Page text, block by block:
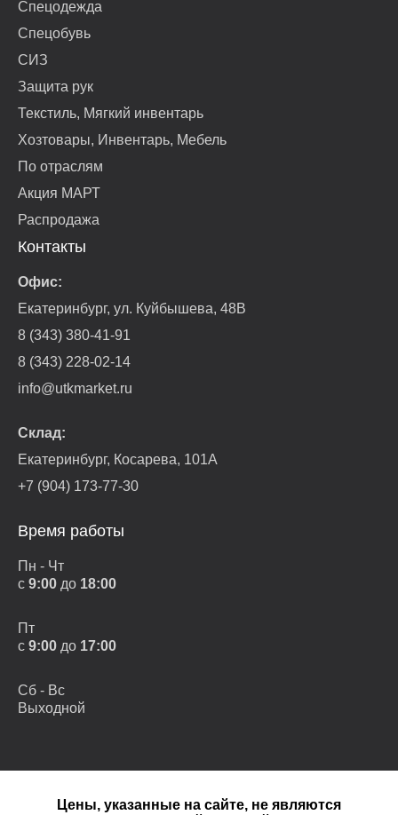
Спецодежда
Спецобувь
СИЗ
Защита рук
Текстиль, Мягкий инвентарь
Хозтовары, Инвентарь, Мебель
По отраслям
Акция МАРТ
Распродажа
Контакты
Офис:
Екатеринбург, ул. Куйбышева, 48В
8 (343) 380-41-91
8 (343) 228-02-14
info@utkmarket.ru
Склад:
Екатеринбург, Косарева, 101А
+7 (904) 173-77-30
Время работы
Пн - Чт
с 9:00 до 18:00
Пт
с 9:00 до 17:00
Сб - Вс
Выходной
Цены, указанные на сайте, не являются